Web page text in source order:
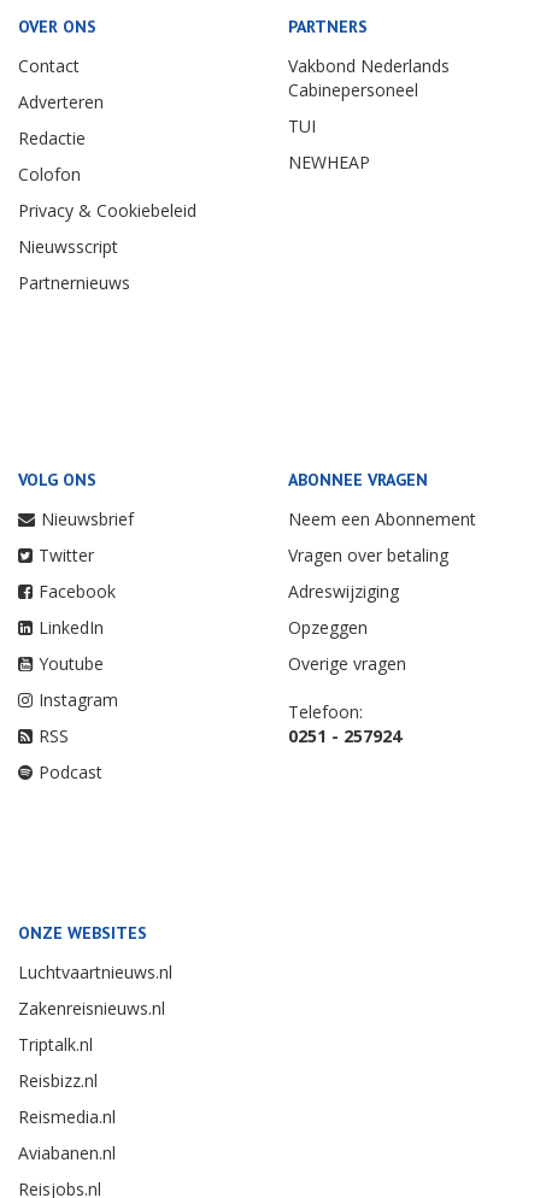
OVER ONS
Contact
Adverteren
Redactie
Colofon
Privacy & Cookiebeleid
Nieuwsscript
Partnernieuws
PARTNERS
Vakbond Nederlands
Cabinepersoneel
TUI
NEWHEAP
VOLG ONS
Nieuwsbrief
Twitter
Facebook
LinkedIn
Youtube
Instagram
RSS
Podcast
ABONNEE VRAGEN
Neem een Abonnement
Vragen over betaling
Adreswijziging
Opzeggen
Overige vragen
Telefoon:
0251 - 257924
ONZE WEBSITES
Luchtvaartnieuws.nl
Zakenreisnieuws.nl
Triptalk.nl
Reisbizz.nl
Reismedia.nl
Aviabanen.nl
Reisjobs.nl